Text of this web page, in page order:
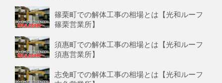
篠栗町での解体工事の相場とは【光和ルーフ
篠栗営業所】
須惠町での解体工事の相場とは【光和ルーフ
須惠営業所】
志免町での解体工事の相場とは【光和ルーフ